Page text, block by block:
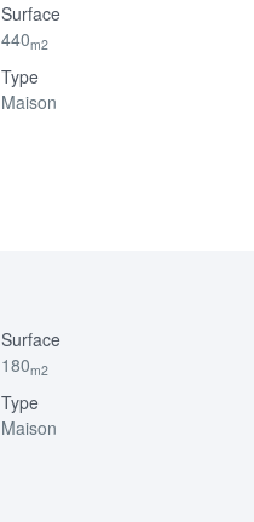
Surface
440m2
Type
Maison
Surface
180m2
Type
Maison